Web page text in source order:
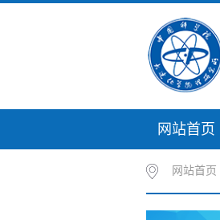
网站首页
网站首页